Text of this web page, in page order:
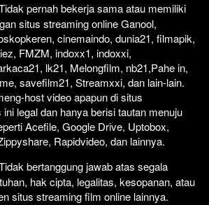
pernah bekerja sama atau memiliki
situs streaming online Ganool,
cinemaindo, dunia21, filmapik,
FMZM, indoxx1, indoxxi,
lk21, Melongfilm, nb21,Pahe in,
savefilm21, Streamxxi, dan lain-lain.
host video apapun di situs
legal dan hanya berisi tautan menuju
Acefile, Google Drive, Uptobox,
Rapidvideo, dan lainnya.
bertanggung jawab atas segala
hak cipta, legalitas, kesopanan, atau
situs streaming film online lainnya.